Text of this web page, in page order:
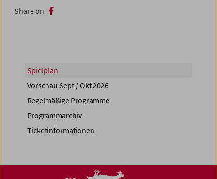
Share on
Spielplan
Vorschau Sept / Okt 2026
Regelmäßige Programme
Programmarchiv
Ticketinformationen